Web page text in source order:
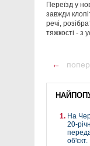
Переїзд у
завжди
речі,
тяжкості - з
←
На
20-
об'єкт.